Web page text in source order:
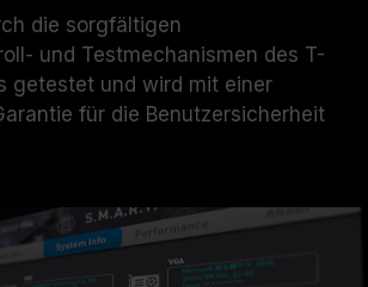
die sorgfältigen
und Testmechanismen des T-
getestet und wird mit einer
für die Benutzersicherheit